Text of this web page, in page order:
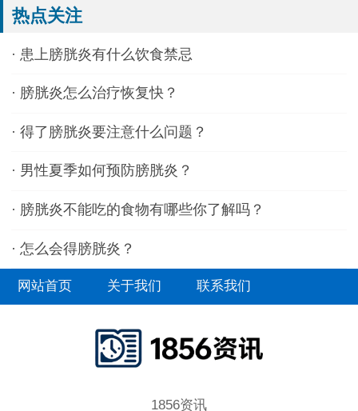
热点关注
· 患上膀胱炎有什么饮食禁忌
· 膀胱炎怎么治疗恢复快？
· 得了膀胱炎要注意什么问题？
· 男性夏季如何预防膀胱炎？
· 膀胱炎不能吃的食物有哪些你了解吗？
· 怎么会得膀胱炎？
网站首页 关于我们 联系我们
1856资讯